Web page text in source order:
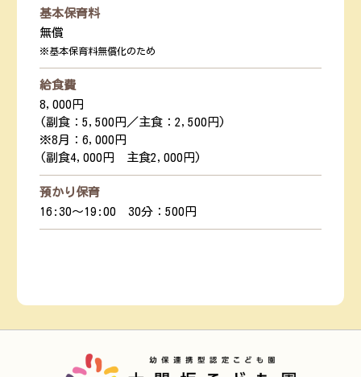
基本保育料
無償
※基本保育料無償化のため
給食費
8,000円
(副食：5,500円／主食：2,500円)
※8月：6,000円
(副食4,000円 主食2,000円)
預かり保育
16:30～19:00 30分：500円